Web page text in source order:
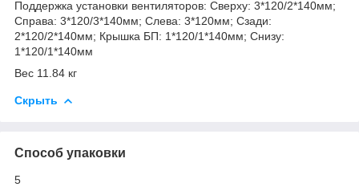
Поддержка установки вентиляторов: Сверху: 3*120/2*140мм;
Справа: 3*120/3*140мм; Слева: 3*120мм; Сзади:
2*120/2*140мм; Крышка БП: 1*120/1*140мм; Снизу:
1*120/1*140мм
Вес 11.84 кг
Скрыть
Способ упаковки
5